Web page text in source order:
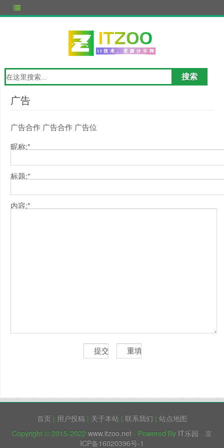
广告
广告合作 广告合作 广告位
昵称:*
标题:*
内容:*
首页 | 用户投稿 | 关于本站 | 联系我们 | 站点地图
Copyright © 2015-2022 www.itzoo.net - Powered By IT乐园 - 京
ICP备16020396号-1